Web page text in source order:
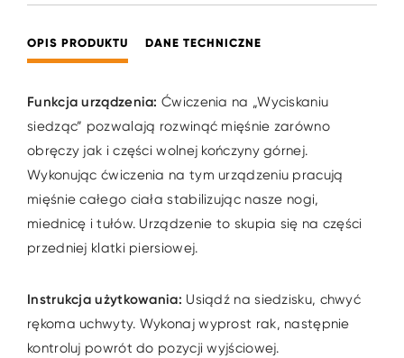
OPIS PRODUKTU DANE TECHNICZNE
Funkcja urządzenia: Ćwiczenia na „Wyciskaniu
siedząc” pozwalają rozwinąć mięśnie zarówno
obręczy jak i części wolnej kończyny górnej.
Wykonując ćwiczenia na tym urządzeniu pracują
mięśnie całego ciała stabilizując nasze nogi,
miednicę i tułów. Urządzenie to skupia się na części
przedniej klatki piersiowej.
Instrukcja użytkowania: Usiądź na siedzisku, chwyć
rękoma uchwyty. Wykonaj wyprost rak, następnie
kontroluj powrót do pozycji wyjściowej.